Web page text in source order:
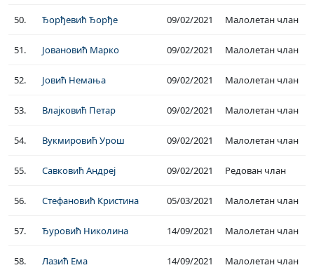
50. Ђорђевић Ђорђе 09/02/2021 Малолетан члан
51. Јовановић Марко 09/02/2021 Малолетан члан
52. Јовић Немања 09/02/2021 Малолетан члан
53. Влајковић Петар 09/02/2021 Малолетан члан
54. Вукмировић Урош 09/02/2021 Малолетан члан
55. Савковић Андреј 09/02/2021 Редован члан
56. Стефановић Кристина 05/03/2021 Малолетан члан
57. Ђуровић Николина 14/09/2021 Малолетан члан
58. Лазић Ема 14/09/2021 Малолетан члан